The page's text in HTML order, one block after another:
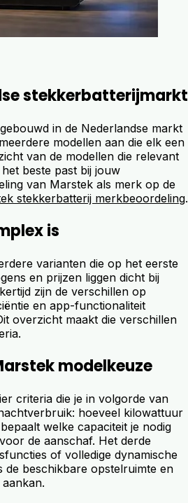
stekkerbatterijmarkt
in de Nederlandse markt
modellen aan die elk een
van de modellen die relevant
beste past bij jouw
van Marstek als merk op de
stekkerbatterij merkbeoordeling.
is
varianten die op het eerste
en prijzen liggen dicht bij
zijn de verschillen op
en app-functionaliteit
overzicht maakt die verschillen
modelkeuze
criteria die je in volgorde van
hoeveel kilowattuur
welke capaciteit je nodig
de aanschaf. Het derde
of volledige dynamische
de beschikbare opstelruimte en